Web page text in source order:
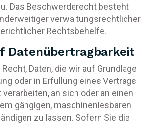
Das Beschwerderecht besteht
verwaltungsrechtlicher
Rechtsbehelfe.
Daten­übertrag­barkeit
Daten, die wir auf Grundlage
oder in Erfüllung eines Vertrags
an sich oder an einen
gängigen, maschinenlesbaren
zu lassen. Sofern Sie die